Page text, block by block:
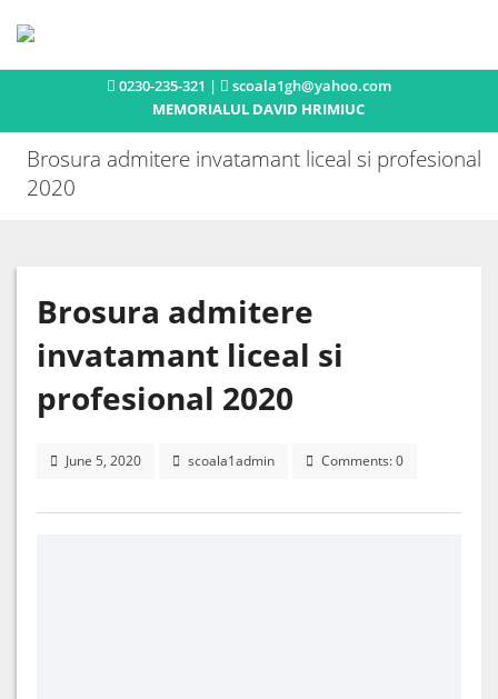
0230-235-321 |
scoala1gh@yahoo.com
MEMORIALUL DAVID HRIMIUC
Istoric
Concursuri si olimpiade
Publicatii
Noutati
Contact
Brosura admitere invatamant liceal si profesional
2020
Brosura admitere
invatamant liceal si
profesional 2020
June 5, 2020 scoala1admin Comments: 0